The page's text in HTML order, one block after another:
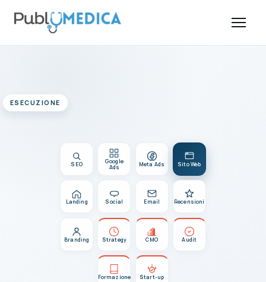
SEO
Google
Ads
Meta Ads Sito Web
Landing Social Email Recensioni
Branding Strategy CMO Audit
Formazione Start-up
ESECUZIONE